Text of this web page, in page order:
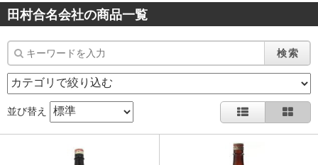
田村合名会社の商品一覧
検索
並び替え